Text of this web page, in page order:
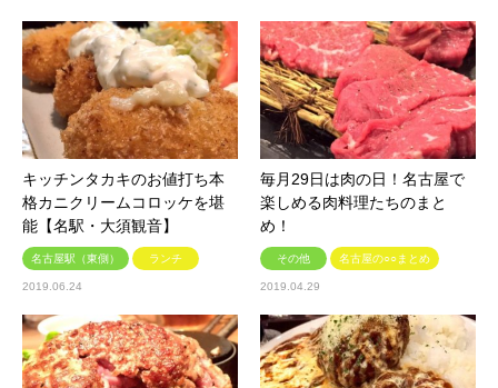
キッチンタカキのお値打ち本
格カニクリームコロッケを堪
能【名駅・大須観音】
名古屋駅（東側） ランチ
2019.06.24
毎月29日は肉の日！名古屋で
楽しめる肉料理たちのまと
め！
その他 名古屋の○○まとめ
2019.04.29